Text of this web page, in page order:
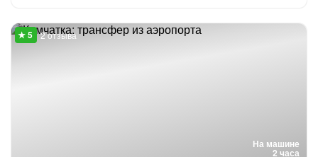
На машине
2 часа
2 отзыва